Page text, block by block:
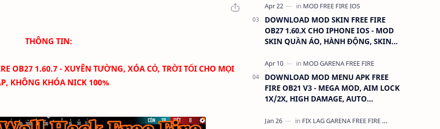
THÔNG TIN:
OB27 1.60.7 - XUYÊN TƯỜNG, XÓA CỎ, TRỜI TỐI CHO MỌI
KHÔNG KHÓA NICK 100%
MỚI NHẤT - KHÔNG KHÓA NICK
DOWNLOAD MOD SKIN FREE FIRE
OB27 1.60.X CHO IPHONE IOS - MOD
SKIN QUẦN ÁO, HÀNH ĐỘNG, SKIN
DOWNLOAD MOD MENU APK FREE
FIRE OB21 V3 - MEGA MOD, AIM LOCK
1X/2X, HIGH DAMAGE, AUTO